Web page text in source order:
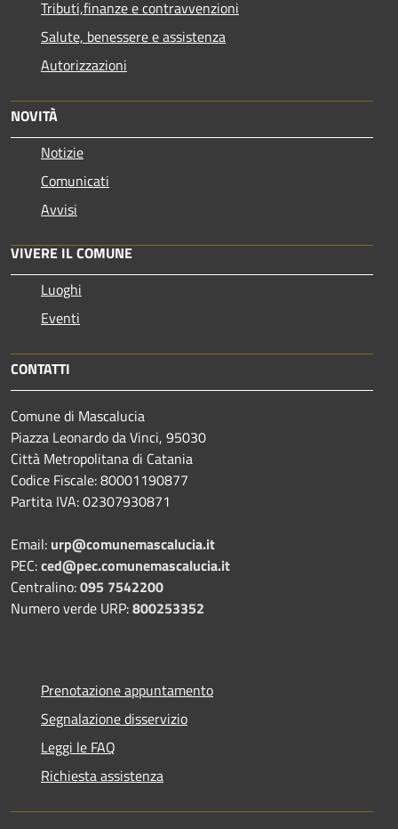
Tributi,finanze e contravvenzioni
Salute, benessere e assistenza
Autorizzazioni
NOVITÀ
Notizie
Comunicati
Avvisi
VIVERE IL COMUNE
Luoghi
Eventi
CONTATTI
Comune di Mascalucia
Piazza Leonardo da Vinci, 95030
Città Metropolitana di Catania
Codice Fiscale: 80001190877
Partita IVA: 02307930871
Email: urp@comunemascalucia.it
PEC:ced@pec.comunemascalucia.it
Centralino:095 7542200
Numero verde URP:800253352
Prenotazione appuntamento
Segnalazione disservizio
Leggi le FAQ
Richiesta assistenza